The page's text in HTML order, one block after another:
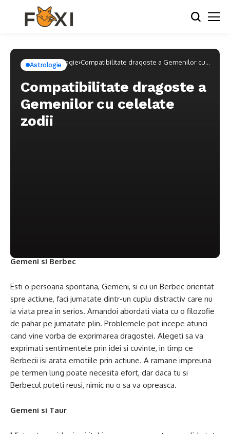
Home Astrologie Compatibilitate dragoste a Gemenilor cu
Astrologie
Compatibilitate dragoste a
Gemenilor cu celelate
zodii
Gemeni si Berbec
Esti o persoana spontana, Gemeni, si cu un Berbec orientat
spre actiune, faci jumatate dintr-un cuplu distractiv care nu
ia viata prea in serios. Amandoi abordati viata cu o filozofie
de pahar pe jumatate plin. Problemele pot incepe atunci
cand vine vorba de exprimarea dragostei. Alegeti sa va
exprimati sentimentele prin idei si cuvinte, in timp ce
Berbecii isi arata emotiile prin actiune. A ramane impreuna
pe termen lung poate necesita efort, dar daca tu si
Berbecul puteti reusi, nimic nu o sa va opreasca.
Gemeni si Taur